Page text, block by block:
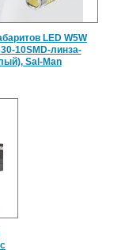
LED W5W
10SMD-линза-
Sal-Man